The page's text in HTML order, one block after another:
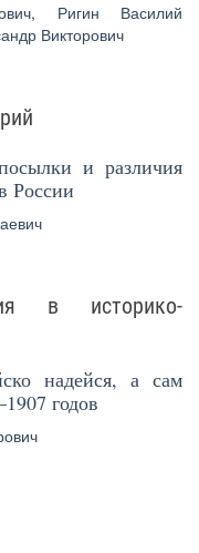
, Ригин Василий
Викторович
и различия
России
в историко-
надейся, а сам
годов